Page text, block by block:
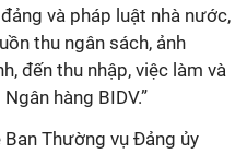
và pháp luật nhà nước,
thu ngân sách, ảnh
đến thu nhập, việc làm và
hàng BIDV.”
Thường vụ Đảng ủy